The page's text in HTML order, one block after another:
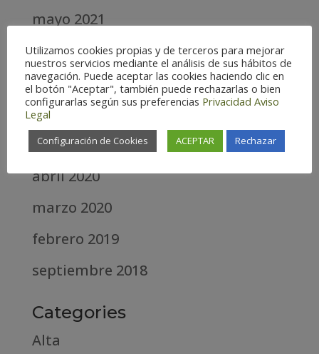
mayo 2021
abril 2021
marzo 2021
febrero 2021
diciembre 2020
abril 2020
marzo 2020
febrero 2019
septiembre 2018
Categories
Alta
Utilizamos cookies propias y de terceros para mejorar
nuestros servicios mediante el análisis de sus hábitos de
navegación. Puede aceptar las cookies haciendo clic en
el botón "Aceptar", también puede rechazarlas o bien
configurarlas según sus preferencias Privacidad Aviso
Legal
Configuración de Cookies ACEPTAR Rechazar